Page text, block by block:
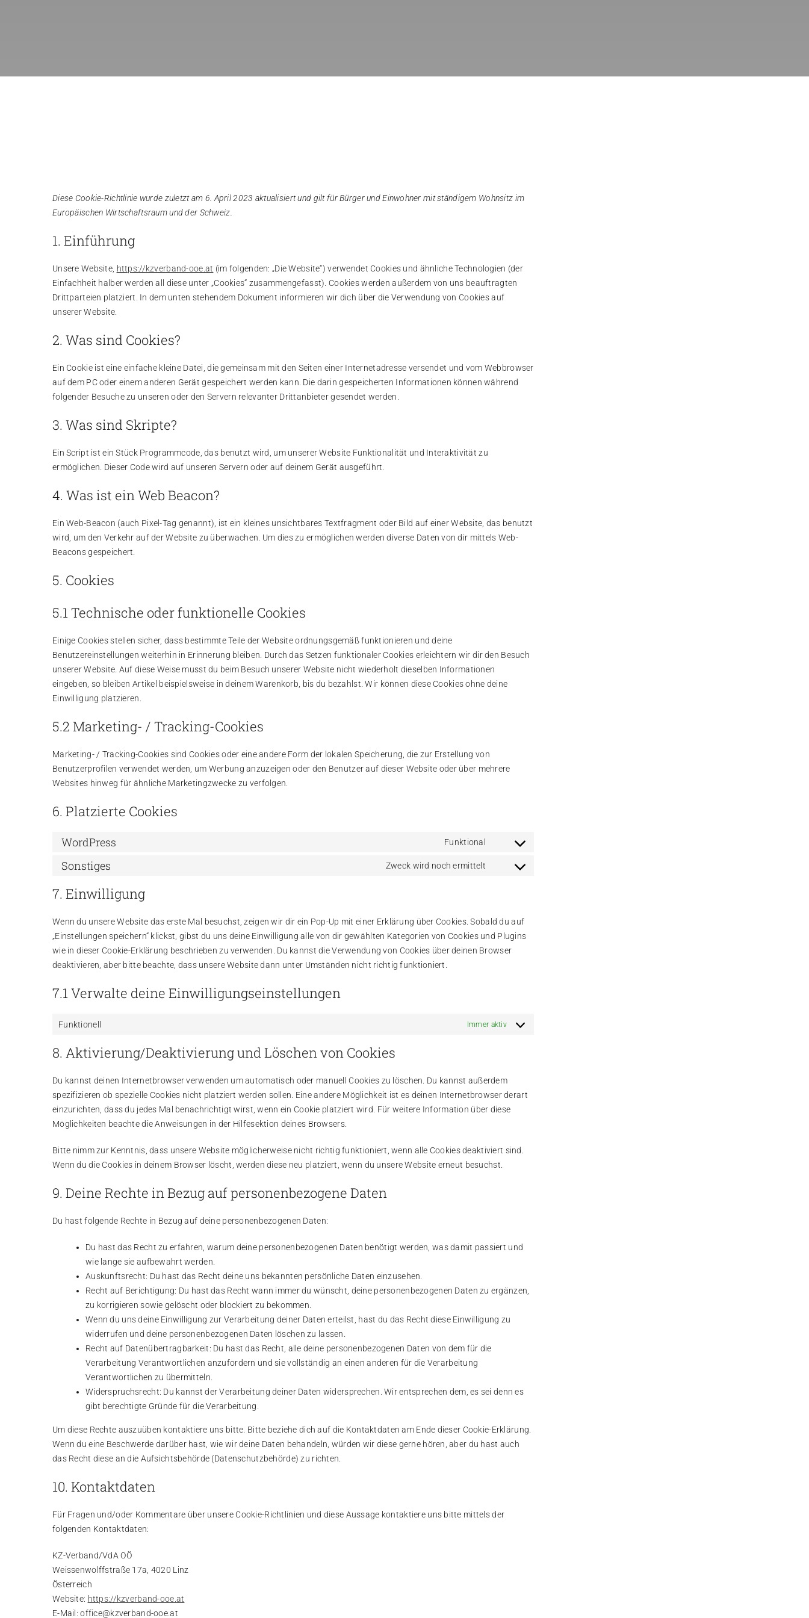
Diese Cookie-Richtlinie wurde zuletzt am 6. April 2023 aktualisiert und gilt für Bürger und Einwohner mit ständigem Wohnsitz im
Europäischen Wirtschaftsraum und der Schweiz.
1. Einführung
Unsere Website, https://kzverband-ooe.at (im folgenden: „Die Website“) verwendet Cookies und ähnliche Technologien (der
Einfachheit halber werden all diese unter „Cookies“ zusammengefasst). Cookies werden außerdem von uns beauftragten
Drittparteien platziert. In dem unten stehendem Dokument informieren wir dich über die Verwendung von Cookies auf
unserer Website.
2. Was sind Cookies?
Ein Cookie ist eine einfache kleine Datei, die gemeinsam mit den Seiten einer Internetadresse versendet und vom Webbrowser
auf dem PC oder einem anderen Gerät gespeichert werden kann. Die darin gespeicherten Informationen können während
folgender Besuche zu unseren oder den Servern relevanter Drittanbieter gesendet werden.
3. Was sind Skripte?
Ein Script ist ein Stück Programmcode, das benutzt wird, um unserer Website Funktionalität und Interaktivität zu
ermöglichen. Dieser Code wird auf unseren Servern oder auf deinem Gerät ausgeführt.
4. Was ist ein Web Beacon?
Ein Web-Beacon (auch Pixel-Tag genannt), ist ein kleines unsichtbares Textfragment oder Bild auf einer Website, das benutzt
wird, um den Verkehr auf der Website zu überwachen. Um dies zu ermöglichen werden diverse Daten von dir mittels Web-
Beacons gespeichert.
5. Cookies
5.1 Technische oder funktionelle Cookies
Einige Cookies stellen sicher, dass bestimmte Teile der Website ordnungsgemäß funktionieren und deine
Benutzereinstellungen weiterhin in Erinnerung bleiben. Durch das Setzen funktionaler Cookies erleichtern wir dir den Besuch
unserer Website. Auf diese Weise musst du beim Besuch unserer Website nicht wiederholt dieselben Informationen
eingeben, so bleiben Artikel beispielsweise in deinem Warenkorb, bis du bezahlst. Wir können diese Cookies ohne deine
Einwilligung platzieren.
5.2 Marketing- / Tracking-Cookies
Marketing- / Tracking-Cookies sind Cookies oder eine andere Form der lokalen Speicherung, die zur Erstellung von
Benutzerprofilen verwendet werden, um Werbung anzuzeigen oder den Benutzer auf dieser Website oder über mehrere
Websites hinweg für ähnliche Marketingzwecke zu verfolgen.
6. Platzierte Cookies
WordPress Funktional
Consent
Sonstiges Zweck wird noch ermittelt
Consent
sonstiges
7. Einwilligung
Wenn du unsere Website das erste Mal besuchst, zeigen wir dir ein Pop-Up mit einer Erklärung über Cookies. Sobald du auf
„Einstellungen speichern“ klickst, gibst du uns deine Einwilligung alle von dir gewählten Kategorien von Cookies und Plugins
wie in dieser Cookie-Erklärung beschrieben zu verwenden. Du kannst die Verwendung von Cookies über deinen Browser
deaktivieren, aber bitte beachte, dass unsere Website dann unter Umständen nicht richtig funktioniert.
7.1 Verwalte deine Einwilligungseinstellungen
Funktionell Immer aktiv
8. Aktivierung/Deaktivierung und Löschen von Cookies
Du kannst deinen Internetbrowser verwenden um automatisch oder manuell Cookies zu löschen. Du kannst außerdem
spezifizieren ob spezielle Cookies nicht platziert werden sollen. Eine andere Möglichkeit ist es deinen Internetbrowser derart
einzurichten, dass du jedes Mal benachrichtigt wirst, wenn ein Cookie platziert wird. Für weitere Information über diese
Möglichkeiten beachte die Anweisungen in der Hilfesektion deines Browsers.
Bitte nimm zur Kenntnis, dass unsere Website möglicherweise nicht richtig funktioniert, wenn alle Cookies deaktiviert sind.
Wenn du die Cookies in deinem Browser löscht, werden diese neu platziert, wenn du unsere Website erneut besuchst.
9. Deine Rechte in Bezug auf personenbezogene Daten
Du hast folgende Rechte in Bezug auf deine personenbezogenen Daten:
Du hast das Recht zu erfahren, warum deine personenbezogenen Daten benötigt werden, was damit passiert und
wie lange sie aufbewahrt werden.
Auskunftsrecht: Du hast das Recht deine uns bekannten persönliche Daten einzusehen.
Recht auf Berichtigung: Du hast das Recht wann immer du wünscht, deine personenbezogenen Daten zu ergänzen,
zu korrigieren sowie gelöscht oder blockiert zu bekommen.
Wenn du uns deine Einwilligung zur Verarbeitung deiner Daten erteilst, hast du das Recht diese Einwilligung zu
widerrufen und deine personenbezogenen Daten löschen zu lassen.
Recht auf Datenübertragbarkeit: Du hast das Recht, alle deine personenbezogenen Daten von dem für die
Verarbeitung Verantwortlichen anzufordern und sie vollständig an einen anderen für die Verarbeitung
Verantwortlichen zu übermitteln.
Widerspruchsrecht: Du kannst der Verarbeitung deiner Daten widersprechen. Wir entsprechen dem, es sei denn es
gibt berechtigte Gründe für die Verarbeitung.
Um diese Rechte auszuüben kontaktiere uns bitte. Bitte beziehe dich auf die Kontaktdaten am Ende dieser Cookie-Erklärung.
Wenn du eine Beschwerde darüber hast, wie wir deine Daten behandeln, würden wir diese gerne hören, aber du hast auch
das Recht diese an die Aufsichtsbehörde (Datenschutzbehörde) zu richten.
10. Kontaktdaten
Für Fragen und/oder Kommentare über unsere Cookie-Richtlinien und diese Aussage kontaktiere uns bitte mittels der
folgenden Kontaktdaten:
KZ-Verband/VdA OÖ
Weissenwolffstraße 17a, 4020 Linz
Österreich
Website: https://kzverband-ooe.at
E-Mail:office@kzverband-ooe.at